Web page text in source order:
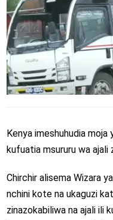
Kenya imeshuhudia moja
kufuatia msururu wa ajali
Chirchir alisema Wizara
nchini kote na ukaguzi
zinazokabiliwa na ajali ili